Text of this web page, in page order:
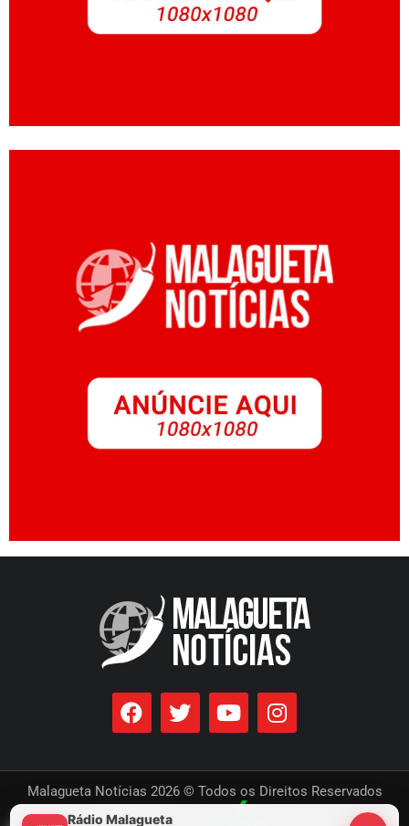
Malagueta Notícias 2026 © Todos os Direitos Reservados
Rádio Malagueta